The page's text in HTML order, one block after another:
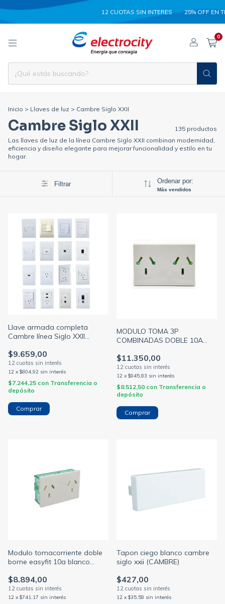
12 CUOTAS SIN INTERES 25% OFF EN
0
Inicio > Llaves de luz > Cambre Siglo XXII
Cambre Siglo XXII
135 productos
Las llaves de luz de la línea Cambre Siglo XXII combinan modernidad,
eficiencia y diseño elegante para mejorar funcionalidad y estilo en tu
hogar.
Filtrar Ordenar por:
Más vendidos
Llave armada completa
Cambre línea Siglo XXII
bastidor 5x10 (CAMBRE)
$9.659,00
12 x $804,92 sin interés
$7.244,25 con Transferencia o
depósito
Comprar
MODULO TOMA 3P
COMBINADAS DOBLE 10A
(CAMBRE)
$11.350,00
12 x $945,83 sin interés
$8.512,50 con Transferencia o
depósito
Modulo tomacorriente doble
borne easyfit 10a blanco
$8.894,00
12 x $741,17 sin interés
Tapon ciego blanco cambre
siglo xxii (CAMBRE)
$427,00
12 x $35,58 sin interés